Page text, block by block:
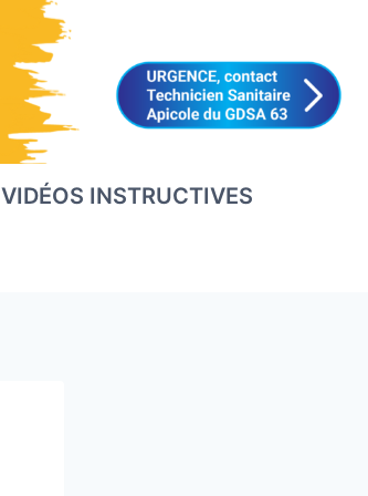
VIDÉOS INSTRUCTIVES